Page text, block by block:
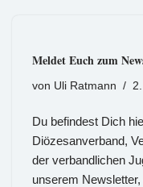
Meldet Euch zum
von Uli Ratmann
Du befindest Dich
Diözesanverband,
der verbandlichen
unserem